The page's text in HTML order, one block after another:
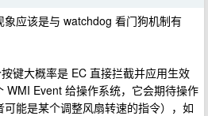
应该是与 watchdog 看门狗机制有
键大概率是 EC 直接拦截并应用生效
WMI Event 给操作系统，它会期待操作
能是某个调整风扇转速的指令），如